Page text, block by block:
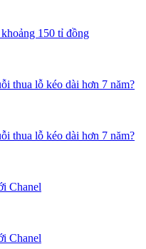
150 tỉ đồng
thua lỗ kéo dài hơn 7 năm?
thua lỗ kéo dài hơn 7 năm?
Chanel
Chanel